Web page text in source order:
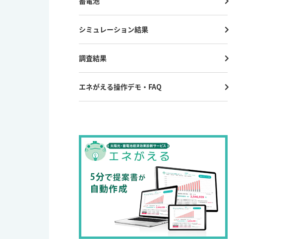
シミュレーション結果
調査結果
エネがえる操作デモ・FAQ